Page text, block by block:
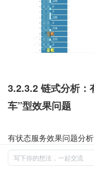
3.2.3.2 链式分析：
车”型效果问题
有状态服务效果问题分
为例。如果没有 cache
调用链和日志即可定位
写下你的想法，一起交流